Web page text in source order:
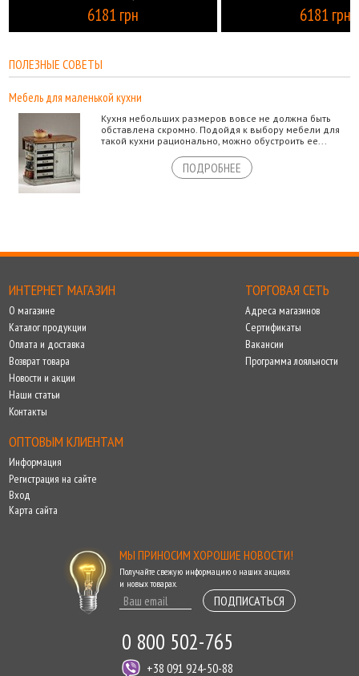
6181 грн 6181 грн
ПОЛЕЗНЫЕ СОВЕТЫ
Мебель для маленькой кухни
Кухня небольших размеров вовсе не должна быть
обставлена скромно. Подойдя к выбору мебели для
такой кухни рационально, можно обустроить ее...
ПОДРОБНЕЕ
ИНТЕРНЕТ МАГАЗИН
О магазине
Каталог продукции
Оплата и доставка
Возврат товара
Новости и акции
Наши статьи
Контакты
ТОРГОВАЯ СЕТЬ
Адреса магазинов
Сертификаты
Вакансии
Программа лояльности
ОПТОВЫМ КЛИЕНТАМ
Информация
Регистрация на сайте
Вход
Карта сайта
МЫ ПРИНОСИМ ХОРОШИЕ НОВОСТИ!
Получайте свежую информацию о наших акциях
и новых товарах.
ПОДПИСАТЬСЯ
0 800 502-765
+38 091 924-50-88